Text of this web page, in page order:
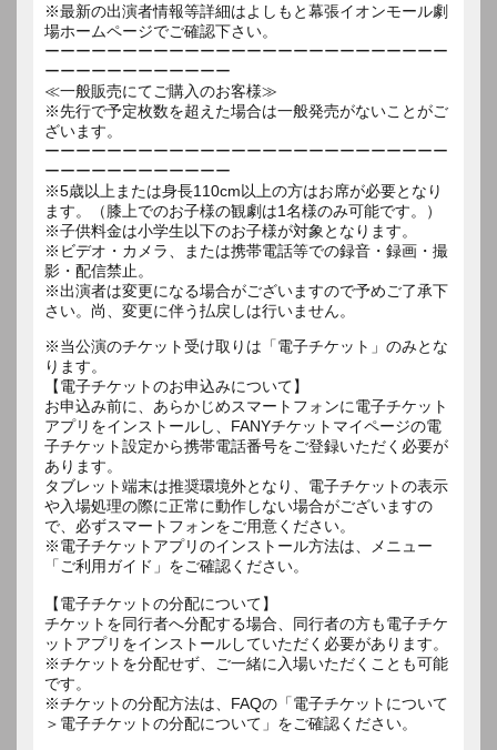
※最新の出演者情報等詳細はよしもと幕張イオンモール劇
場ホームページでご確認下さい。
ーーーーーーーーーーーーーーーーーーーーーーーーーー
ーーーーーーーーーーーー
≪一般販売にてご購入のお客様≫
※先行で予定枚数を超えた場合は一般発売がないことがご
ざいます。
ーーーーーーーーーーーーーーーーーーーーーーーーーー
ーーーーーーーーーーーー
※5歳以上または身長110cm以上の方はお席が必要となり
ます。（膝上でのお子様の観劇は1名様のみ可能です。）
※子供料金は小学生以下のお子様が対象となります。
※ビデオ・カメラ、または携帯電話等での録音・録画・撮
影・配信禁止。
※出演者は変更になる場合がございますので予めご了承下
さい。尚、変更に伴う払戻しは行いません。
※当公演のチケット受け取りは「電子チケット」のみとな
ります。
【電子チケットのお申込みについて】
お申込み前に、あらかじめスマートフォンに電子チケット
アプリをインストールし、FANYチケットマイページの電
子チケット設定から携帯電話番号をご登録いただく必要が
あります。
タブレット端末は推奨環境外となり、電子チケットの表示
や入場処理の際に正常に動作しない場合がございますの
で、必ずスマートフォンをご用意ください。
※電子チケットアプリのインストール方法は、メニュー
「ご利用ガイド」をご確認ください。
【電子チケットの分配について】
チケットを同行者へ分配する場合、同行者の方も電子チケ
ットアプリをインストールしていただく必要があります。
※チケットを分配せず、ご一緒に入場いただくことも可能
です。
※チケットの分配方法は、FAQの「電子チケットについて
＞電子チケットの分配について」をご確認ください。